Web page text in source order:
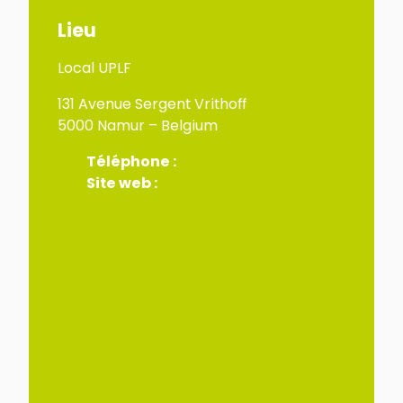
Lieu
Local UPLF
131 Avenue Sergent Vrithoff
5000 Namur – Belgium
Téléphone :
Site web :